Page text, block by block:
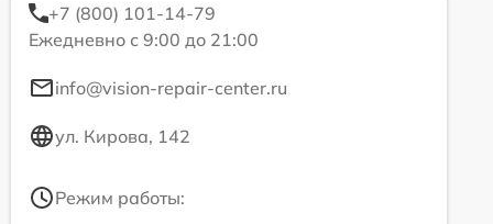
+7 (800) 101-14-79
Ежедневно с 9:00 до 21:00
info@vision-repair-center.ru
ул. Кирова, 142
Режим работы: